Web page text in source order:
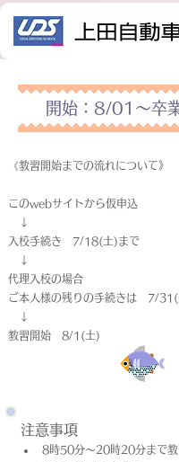
開始：8/01～卒
《教習開始までの流れについて》
このwebサイトから仮申込
↓
入校手続き 7/18(土)まで
↓
代理入校の場合
ご本人様の残りの手続きは 7/
↓
教習開始 8/1(土)
注意事項
8時50分～20時20分まで教